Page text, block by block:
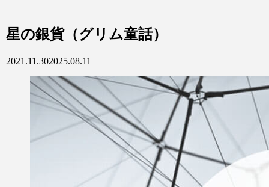
星の銀貨（グリム童話）
2021.11.302025.08.11